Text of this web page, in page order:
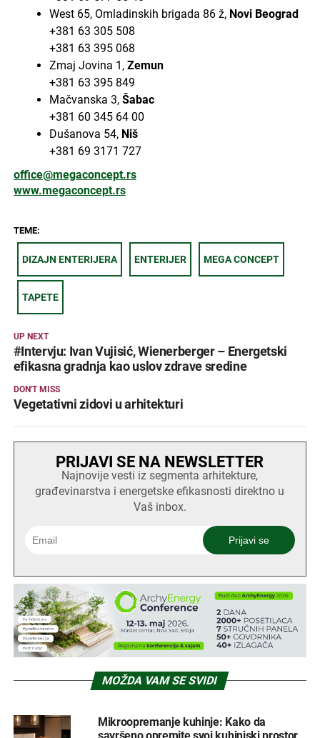
West 65, Omladinskih brigada 86 ž, Novi Beograd
+381 63 305 508
+381 63 395 068
Zmaj Jovina 1, Zemun
+381 63 395 849
Mačvanska 3, Šabac
+381 60 345 64 00
Dušanova 54, Niš
+381 69 3171 727
office@megaconcept.rs
www.megaconcept.rs
TEME:
DIZAJN ENTERIJERA ENTERIJER MEGA CONCEPT
TAPETE
UP NEXT
#Intervju: Ivan Vujisić, Wienerberger – Energetski
efikasna gradnja kao uslov zdrave sredine
DON'T MISS
Vegetativni zidovi u arhitekturi
PRIJAVI SE NA NEWSLETTER
Najnovije vesti iz segmenta arhitekture,
građevinarstva i energetske efikasnosti direktno u
Vaš inbox.
MOŽDA VAM SE SVIDI
Mikroopremanje kuhinje: Kako da
savršeno opremite svoj kuhinjski prostor